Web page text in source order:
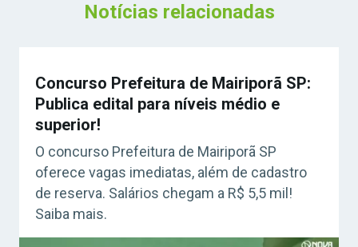
Notícias relacionadas
Concurso Prefeitura de Mairiporã SP:
Publica edital para níveis médio e
superior!
O concurso Prefeitura de Mairiporã SP
oferece vagas imediatas, além de cadastro
de reserva. Salários chegam a R$ 5,5 mil!
Saiba mais.